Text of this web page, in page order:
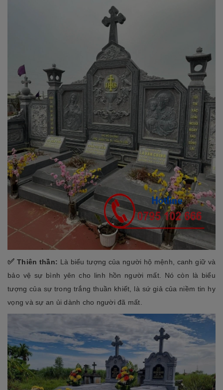
✅Thiên thần: Là biểu tượng của người hộ mệnh, canh giữ và
bảo vệ sự bình yên cho linh hồn người mất. Nó còn là biểu
tượng của sự trong trắng thuần khiết, là sứ giả của niềm tin hy
vọng và sự an ủi dành cho người đã mất.